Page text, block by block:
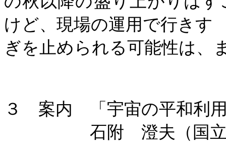
けど、現場の運用で行きす
ぎを止められる可能性は、
３ 案内 「宇宙の平和利
石附 澄夫（国立天